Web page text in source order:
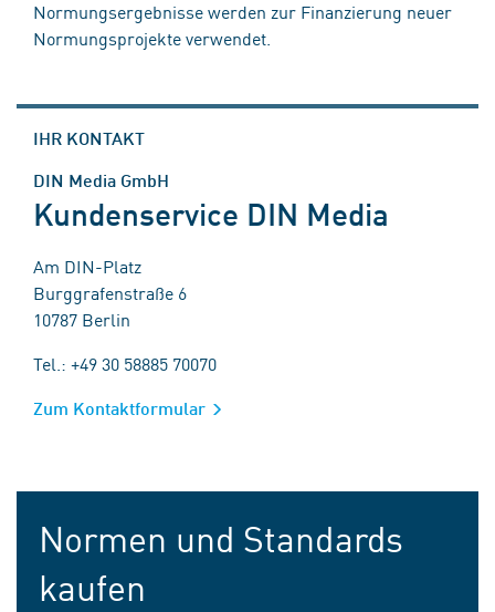
Normungsergebnisse werden zur Finanzierung neuer
Normungsprojekte verwendet.
IHR KONTAKT
DIN Media GmbH
Kundenservice DIN Media
Am DIN-Platz
Burggrafenstraße 6
10787 Berlin
Tel.: +49 30 58885 70070
Zum Kontaktformular
Normen und Standards
kaufen